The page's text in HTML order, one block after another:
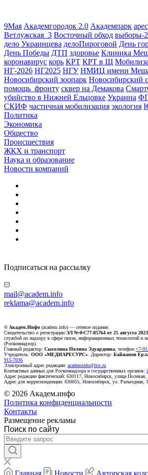
9Мая Академгородок 2.0 Академпарк
Ветлужская_3 Восточный обход выборы-
дело Украинцева делоПироговой День
День Победы ДТП здоровье Клиника
коронавирус корь КРТ КРТ в Щ
НГ-2026 НГ2025 НГУ НМИЦ имени
Новосибирский зоопарк Новосибирский
помощь_фронту сквер на Демакова
убийство в Нижней Ельцовке Украина
СКИФ частичная мобилизация экология
Политика
Экономика
Общество
Происшествия
ЖКХ и транспорт
Наука и образование
Новости компаний
Подписаться на рассылку
mail@academ.info
reklama@academ.info
© Академ.Инфо (academ.info) — сетевое издание.
Свидетельство о регистрации ЭЛ №ФС77-85764 от 25 августа 2023
службой по надзору в сфере связи, информационных технологий и
(Роскомнадзор).
Главный редактор: Сысолина Полина Эдуардовна , телефон +7-
Учредитель: ООО «МЕДИАРЕСУРС» . Директор: Байжанов
915-7036
Электронный адрес редакции: academinfo@list.ru
Контактные данные для Роскомнадзора и государственных органов:
Адрес редакции фактический: 630117, Новосибирск, улица Полевая,
Адрес для корреспонденции: 630055, Новосибирск, ул. Разъездная,
© 2026 Академ.инфо
Политика конфиденциальности
Контакты
Размещение рекламы
Поиск по сайту
Главная Новости Авторская